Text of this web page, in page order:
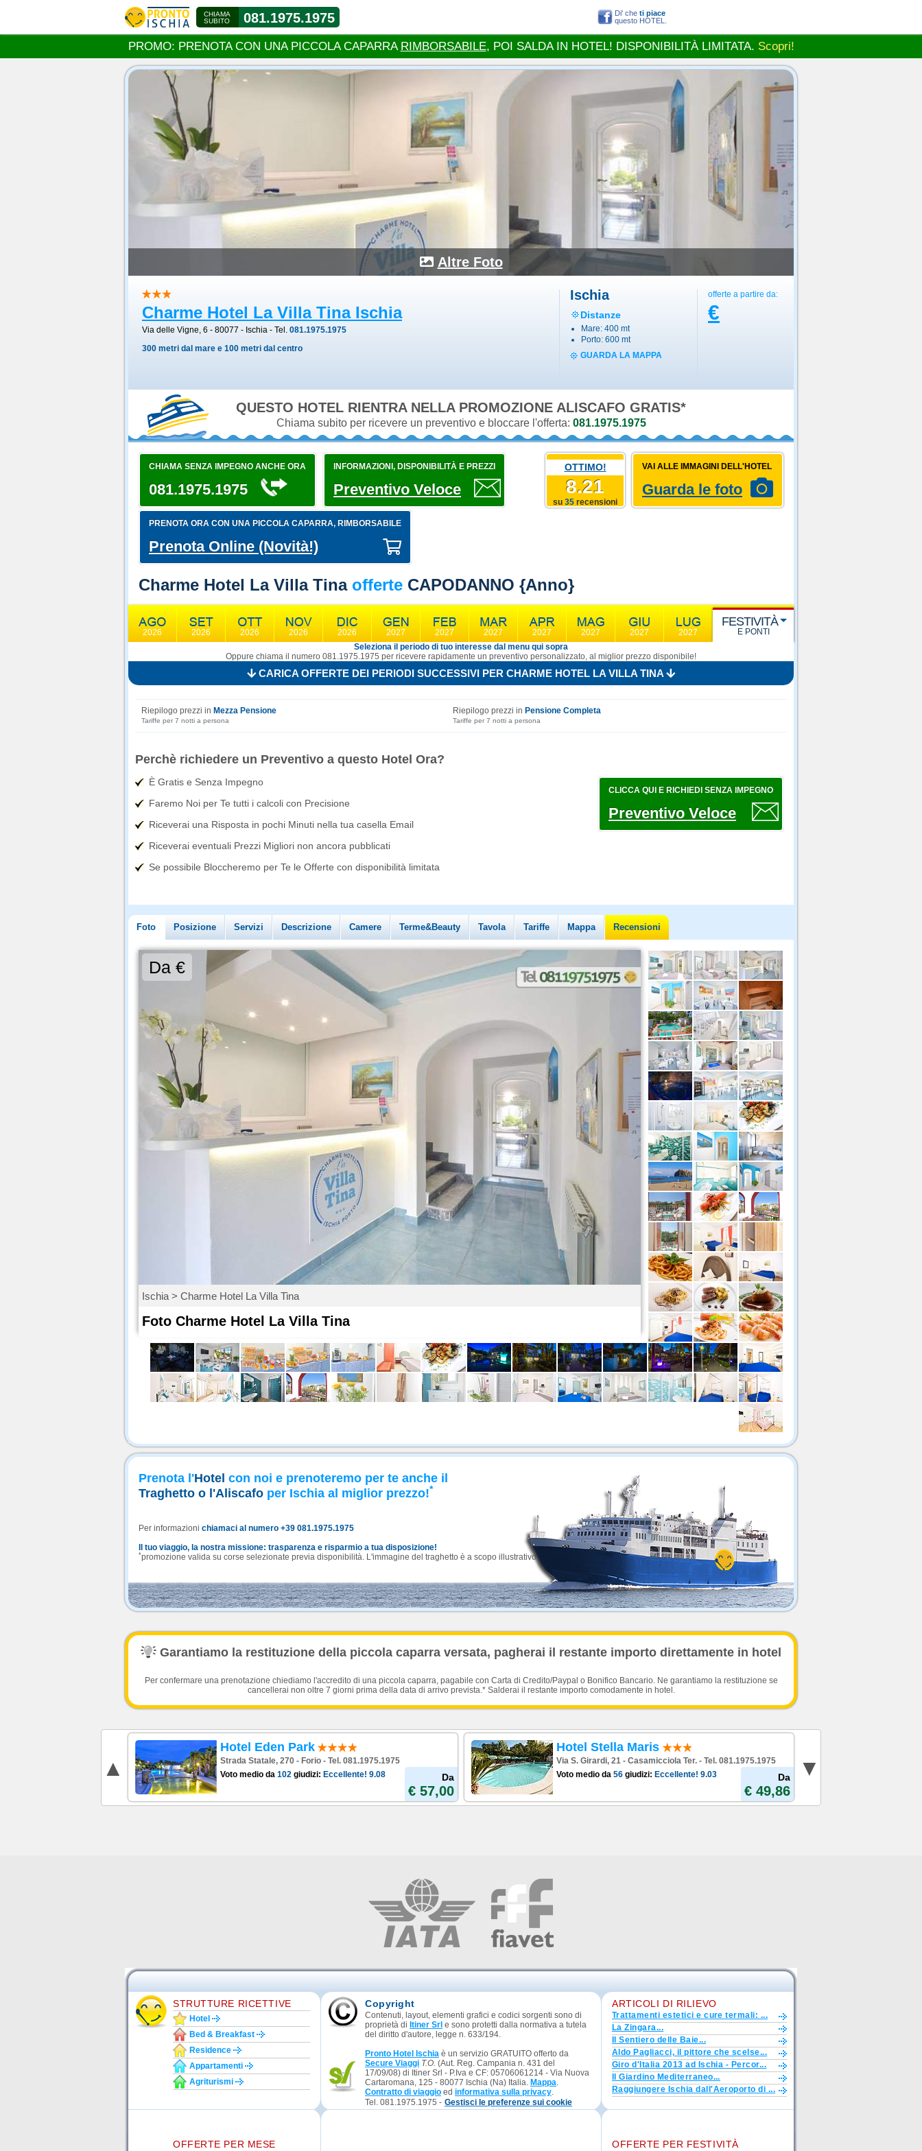
Altre Foto
Charme Hotel La Villa Tina Ischia
Via delle Vigne, 6 - 80077 - Ischia - Tel. 081.1975.1975
300 metri dal mare e 100 metri dal centro
offerte a partire da:
€
Ischia
Distanze
Mare: 400 mt
Porto: 600 mt
GUARDA LA MAPPA
QUESTO HOTEL RIENTRA NELLA PROMOZIONE ALISCAFO GRATIS*
Chiama subito per ricevere un preventivo e bloccare l'offerta: 081.1975.1975
VAI ALLE IMMAGINI DELL'HOTEL
Guarda le foto
OTTIMO!
8.21
su 35 recensioni
CHIAMA SENZA IMPEGNO ANCHE ORA
081.1975.1975
INFORMAZIONI, DISPONIBILITÀ E PREZZI
Preventivo Veloce
PRENOTA ORA CON UNA PICCOLA CAPARRA, RIMBORSABILE
Prenota Online (Novità!)
Charme Hotel La Villa Tinaofferte CAPODANNO {anno}
2026 2026 2026 2026 2026 2027 2027 2027 2027 2027 2027 2027
FESTIVITÀ
E PONTI
Seleziona il periodo di tuo interesse dal menu qui sopra
Oppure chiama il numero 081.1975.1975 per ricevere rapidamente un preventivo personalizzato, al miglior prezzo disponibile!
CARICA OFFERTE DEI PERIODI SUCCESSIVI PER CHARME HOTEL LA VILLA TINA
Riepilogo prezzi in Mezza Pensione
Tariffe per 7 notti a persona
Riepilogo prezzi in Pensione Completa
Tariffe per 7 notti a persona
Perchè richiedere un Preventivo a questo Hotel Ora?
È Gratis e Senza Impegno
Faremo Noi per Te tutti i calcoli con Precisione
Riceverai una Risposta in pochi Minuti nella tua casella Email
Riceverai eventuali Prezzi Migliori non ancora pubblicati
Se possibile Bloccheremo per Te le Offerte con disponibilità limitata
CLICCA QUI E RICHIEDI SENZA IMPEGNO
Preventivo Veloce
Foto Posizione Servizi Descrizione Camere Terme&Beauty Tavola Tariffe Mappa Recensioni
Da €
Ischia > Charme Hotel La Villa Tina
Foto Charme Hotel La Villa Tina
Prenota l'Hotel con noi e prenoteremo per te anche il
Traghetto o l'Aliscafo per Ischia al miglior prezzo!*
Per informazioni chiamaci al numero +39 081.1975.1975
Il tuo viaggio, la nostra missione: trasparenza e risparmio a tua disposizione!
*promozione valida su corse selezionate previa disponibilità. L'immagine del traghetto è a scopo illustrativo.
Garantiamo la restituzione della piccola caparra versata, pagherai il restante importo direttamente in hotel
Per confermare una prenotazione chiediamo l'accredito di una piccola caparra, pagabile con Carta di Credito/Paypal o Bonifico Bancario. Ne garantiamo la restituzione se
cancellerai non oltre 7 giorni prima della data di arrivo prevista.* Salderai il restante importo comodamente in hotel.
CHIAMA
SUBITO
081.1975.1975 Di' che ti piace
questo HOTEL.
Hotel Eden Park
Strada Statale, 270 - Forio - Tel. 081.1975.1975
Voto medio da 102 giudizi: Eccellente! 9.08 Da
€ 57,00
Hotel Stella Maris
Via S. Girardi, 21 - Casamicciola Ter. - Tel. 081.1975.1975
Voto medio da 56 giudizi: Eccellente! 9.03 Da
€ 49,86
STRUTTURE RICETTIVE
Hotel
Bed & Breakfast
Residence
Appartamenti
Agriturismi
Copyright
Contenuti, layout, elementi grafici e codici sorgenti sono di
proprietà di Itiner Srl e sono protetti dalla normativa a tutela
del diritto d'autore, legge n. 633/194.
Pronto Hotel Ischia è un servizio GRATUITO offerto da
Secure Viaggi T.O. (Aut. Reg. Campania n. 431 del
17/09/08) di Itiner Srl - P.Iva e CF: 05706061214 - Via Nuova
Cartaromana, 125 - 80077 Ischia (Na) Italia. Mappa.
Contratto di viaggio ed informativa sulla privacy.
Tel. 081.1975.1975 - Gestisci le preferenze sui cookie
ARTICOLI DI RILIEVO
Trattamenti estetici e cure termali: ...
La Zingara...
Il Sentiero delle Baie...
Aldo Pagliacci, il pittore che scelse...
Giro d'Italia 2013 ad Ischia - Percor...
Il Giardino Mediterraneo...
Raggiungere Ischia dall'Aeroporto di ...
OFFERTE PER MESE OFFERTE PER FESTIVITÀ
PROMO: PRENOTA CON UNA PICCOLA CAPARRA RIMBORSABILE, POI SALDA IN HOTEL! DISPONIBILITÀ LIMITATA. Scopri!